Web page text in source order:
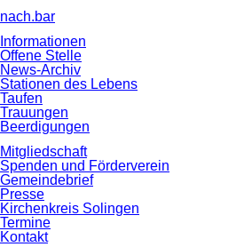
nach.bar
Informationen
Offene Stelle
News-Archiv
Stationen des Lebens
Taufen
Trauungen
Beerdigungen
Mitgliedschaft
Spenden und Förderverein
Gemeindebrief
Presse
Kirchenkreis Solingen
Termine
Kontakt